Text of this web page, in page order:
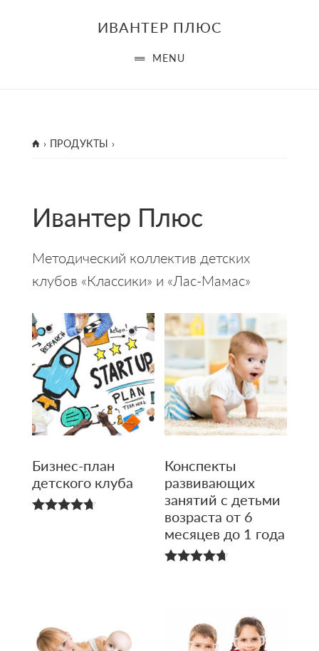
ИВАНТЕР ПЛЮС
MENU
ГЛАВНАЯ
› ПРОДУКТЫ ›
Ивантер Плюс
Методический коллектив детских
клубов «Классики» и «Лас-Мамас»
Бизнес-план
детского клуба
Конспекты
развивающих
занятий с детьми
возраста от 6
месяцев до 1 года